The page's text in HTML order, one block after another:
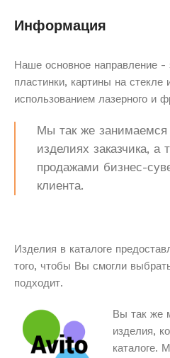
Информация
Наше основное направление -
пластинки, картины на стекле
использованием лазерного и
Мы так же занимаемся
изделиях заказчика, а
продажами бизнес-
клиента.
Изделия в каталоге
того, чтобы Вы смогли
подходит.
Вы так же
изделия,
каталоге.